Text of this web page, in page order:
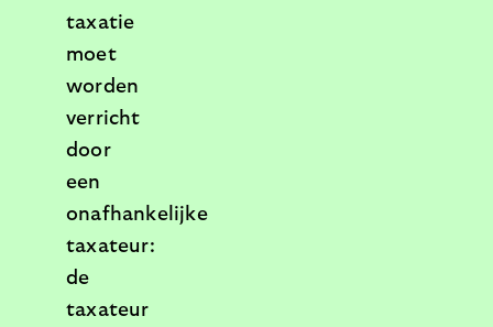
taxatie
moet
worden
verricht
door
een
onafhankelijke
taxateur:
de
taxateur